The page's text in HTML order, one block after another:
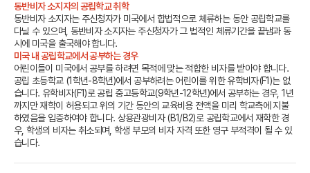
동반비자 소지자의 공립학교 취학
동반비자 소지자는 주신청자가 미국에서 합법적으로 체류하는 동안 공립학교를
다닐 수 있으며, 동반비자 소지자는 주신청자가 그 법적인 체류기간을 끝냄과 동
시에 미국을 출국해야 합니다.
미국 내 공립학교에서 공부하는 경우
어린이들이 미국에서 공부를 하려면 목적에 맞는 적합한 비자를 받아야 합니다.
공립 초등학교 (1학년-8학년)에서 공부하려는 어린이를 위한 유학비자(F1)는 없
습니다. 유학비자(F1)로 공립 중고등학교(9학년-12학년)에서 공부하는 경우, 1년
까지만 재학이 허용되고 위의 기간 동안의 교육비용 전액을미리 학교측에 지불
하였음을 입증하여야 합니다. 상용관광비자 (B1/B2)로 공립학교에서 재학한 경
우, 학생의 비자는 취소되며, 학생 부모의 비자 자격 또한 영구 부적격이 될 수 있
습니다.